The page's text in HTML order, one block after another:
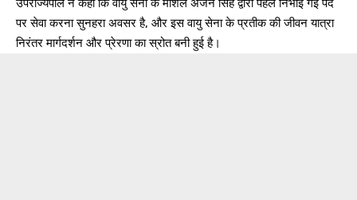
उपराज्यपाल ने कहा कि वायु सेना के मार्शल अर्जन सिंह द्वारा पहले निभाई गई पद
पर सेवा करना सुनहरा अवसर है, और इस वायु सेना के प्रतीक की जीवन यात्रा
निरंतर मार्गदर्शन और प्रेरणा का स्रोत बनी हुई है।